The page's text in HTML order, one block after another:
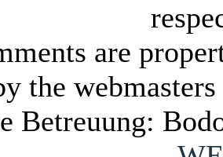
are
the
Betreuung: